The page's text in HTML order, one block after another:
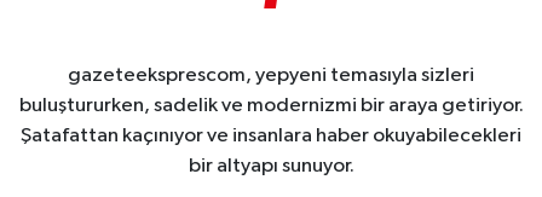
gazeteeksprescom, yepyeni temasıyla sizleri
buluştururken, sadelik ve modernizmi bir araya getiriyor.
Şatafattan kaçınıyor ve insanlara haber okuyabilecekleri
bir altyapı sunuyor.